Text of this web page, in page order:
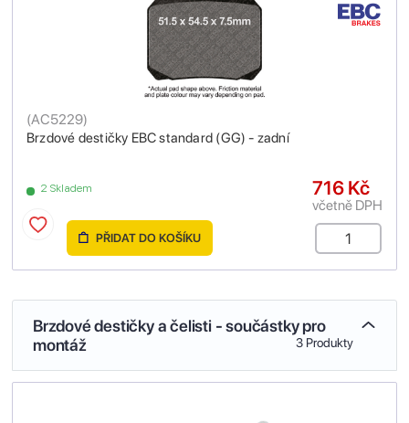
Brzdové destičky EBC standard (GG) - zadní
(AC5229)
2 Skladem 716 Kč
včetně DPH
PŘIDAT DO KOŠÍKU
Brzdové destičky a čelisti - součástky pro
montáž
3 Produkty